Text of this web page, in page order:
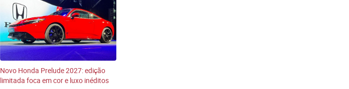
Novo Honda Prelude 2027: edição
limitada foca em cor e luxo inéditos